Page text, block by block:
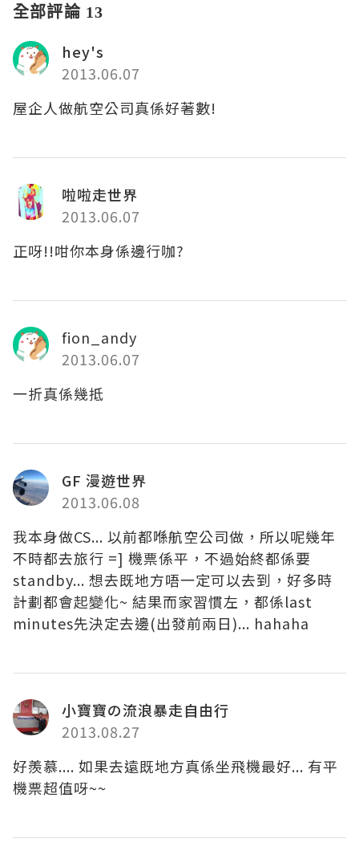
全部評論 13
hey's
2013.06.07
屋企人做航空公司真係好著數!
啦啦走世界
2013.06.07
正呀!!咁你本身係邊行咖?
fion_andy
2013.06.07
一折真係幾抵
GF 漫遊世界
2013.06.08
我本身做CS... 以前都喺航空公司做，所以呢幾年
不時都去旅行 =] 機票係平，不過始終都係要
standby... 想去既地方唔一定可以去到，好多時
計劃都會起變化~ 結果而家習慣左，都係last
minutes先決定去邊(出發前兩日)... hahaha
小寶寶の流浪暴走自由行
2013.08.27
好羨慕.... 如果去遠既地方真係坐飛機最好... 有平
機票超值呀~~